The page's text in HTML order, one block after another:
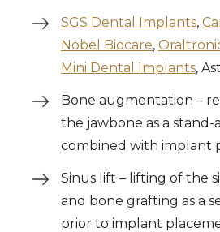
SGS Dental Implants,
Nobel Biocare,
Mini Dental Implants,
Bone augmentation –
the jawbone as a
combined with implant
Sinus lift – lifting of the
and bone grafting as a
prior to implant